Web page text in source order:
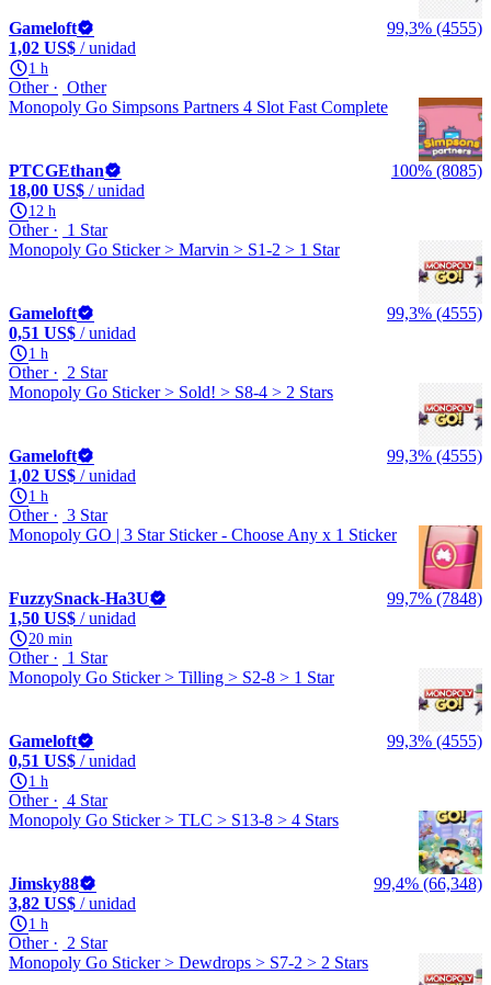
Gameloft
99,3% (4555)
1,02 US$ / unidad
1 h
Other
Other
Monopoly Go Simpsons Partners 4 Slot Fast Complete
PTCGEthan
100% (8085)
18,00 US$ / unidad
12 h
Other
1 Star
Monopoly Go Sticker > Marvin > S1-2 > 1 Star
Gameloft
99,3% (4555)
0,51 US$ / unidad
1 h
Other
2 Star
Monopoly Go Sticker > Sold! > S8-4 > 2 Stars
Gameloft
99,3% (4555)
1,02 US$ / unidad
1 h
Other
3 Star
Monopoly GO | 3 Star Sticker - Choose Any x 1 Sticker
FuzzySnack-Ha3U
99,7% (7848)
1,50 US$ / unidad
20 min
Other
1 Star
Monopoly Go Sticker > Tilling > S2-8 > 1 Star
Gameloft
99,3% (4555)
0,51 US$ / unidad
1 h
Other
4 Star
Monopoly Go Sticker > TLC > S13-8 > 4 Stars
Jimsky88
99,4% (66,348)
3,82 US$ / unidad
1 h
Other
2 Star
Monopoly Go Sticker > Dewdrops > S7-2 > 2 Stars